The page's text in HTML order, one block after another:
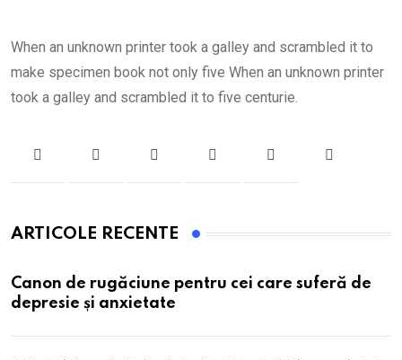
When an unknown printer took a galley and scrambled it to
make specimen book not only five When an unknown printer
took a galley and scrambled it to five centurie.
ARTICOLE RECENTE
Canon de rugăciune pentru cei care suferă de
depresie și anxietate